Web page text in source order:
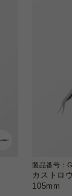
製品番号：
カストロ
105mm